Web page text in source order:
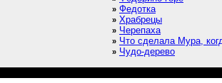
» Федотка
» Храбрецы
» Черепаха
» Что сделала Мура,
» Чудо-дерево